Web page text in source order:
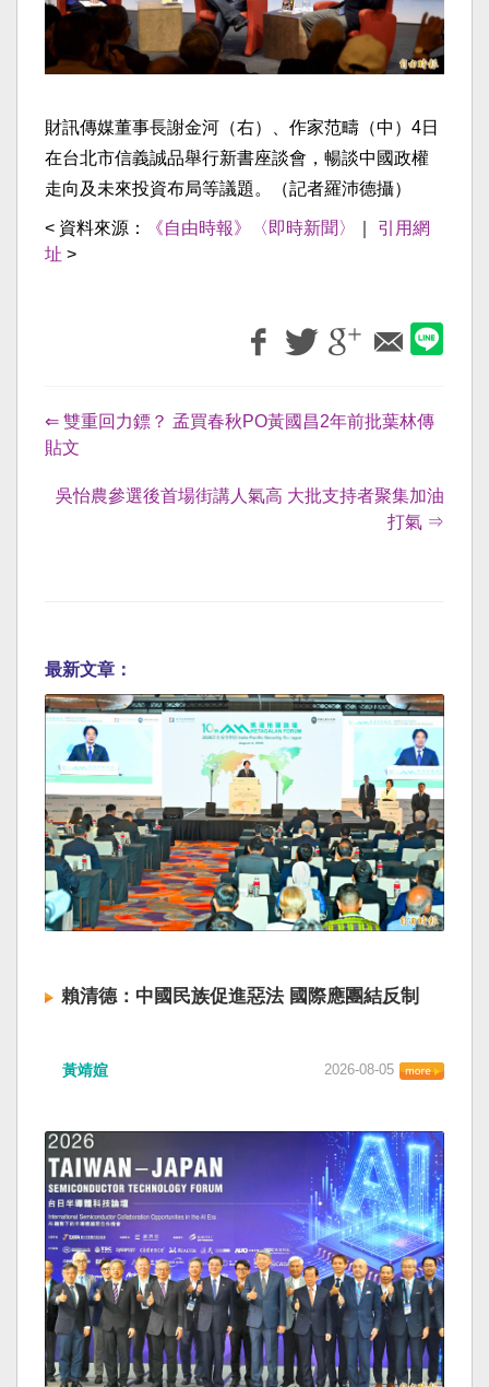
財訊傳媒董事長謝金河（右）、作家范疇（中）4日
在台北市信義誠品舉行新書座談會，暢談中國政權
走向及未來投資布局等議題。（記者羅沛德攝）
< 資料來源： 《自由時報》〈即時新聞〉
引用網
址 >
⇐ 雙重回力鏢？ 孟買春秋PO黃國昌2年前批葉林傳
貼文
吳怡農參選後首場街講人氣高 大批支持者聚集加油
打氣 ⇒
最新文章：
賴清德：中國民族促進惡法 國際應團結反制
黃靖媗 2026-08-05